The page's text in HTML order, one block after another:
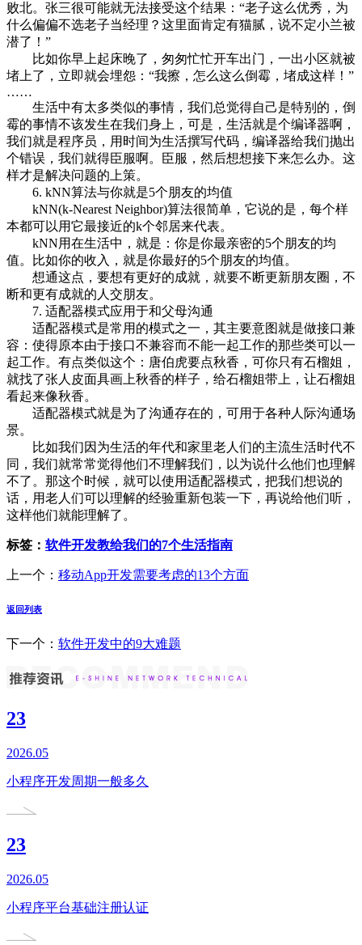
败北。张三很可能就无法接受这个结果：“老子这么优秀，为
什么偏偏不选老子当经理？这里面肯定有猫腻，说不定小兰被
潜了！”
比如你早上起床晚了，匆匆忙忙开车出门，一出小区就被
堵上了，立即就会埋怨：“我擦，怎么这么倒霉，堵成这样！”
……
生活中有太多类似的事情，我们总觉得自己是特别的，倒
霉的事情不该发生在我们身上，可是，生活就是个编译器啊，
我们就是程序员，用时间为生活撰写代码，编译器给我们抛出
个错误，我们就得臣服啊。臣服，然后想想接下来怎么办。这
样才是解决问题的上策。
6. kNN算法与你就是5个朋友的均值
kNN(k-Nearest Neighbor)算法很简单，它说的是，每个样
本都可以用它最接近的k个邻居来代表。
kNN用在生活中，就是：你是你最亲密的5个朋友的均
值。比如你的收入，就是你最好的5个朋友的均值。
想通这点，要想有更好的成就，就要不断更新朋友圈，不
断和更有成就的人交朋友。
7. 适配器模式应用于和父母沟通
适配器模式是常用的模式之一，其主要意图就是做接口兼
容：使得原本由于接口不兼容而不能一起工作的那些类可以一
起工作。有点类似这个：唐伯虎要点秋香，可你只有石榴姐，
就找了张人皮面具画上秋香的样子，给石榴姐带上，让石榴姐
看起来像秋香。
适配器模式就是为了沟通存在的，可用于各种人际沟通场
景。
比如我们因为生活的年代和家里老人们的主流生活时代不
同，我们就常常觉得他们不理解我们，以为说什么他们也理解
不了。那这个时候，就可以使用适配器模式，把我们想说的
话，用老人们可以理解的经验重新包装一下，再说给他们听，
这样他们就能理解了。
标签： 软件开发教给我们的7个生活指南
上一个： 移动App开发需要考虑的13个方面
返回列表
下一个： 软件开发中的9大难题
23
2026.05
小程序开发周期一般多久
23
2026.05
小程序平台基础注册认证